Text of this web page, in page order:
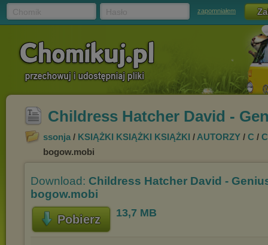
zapomniałem
Childress Hatcher David -
ssonja / KSIĄŻKI KSIĄŻKI KSIĄŻKI / AUTORZY / C /
bogow.mobi
Download: Childress Hatcher David -
bogow.mobi
Pobierz 13,7 MB